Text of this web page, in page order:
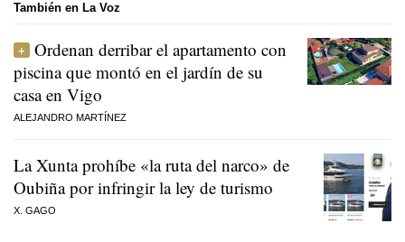
También en La Voz
Ordenan derribar el apartamento con
piscina que montó en el jardín de su
casa en Vigo
ALEJANDRO MARTÍNEZ
La Xunta prohíbe «la ruta del narco» de
Oubiña por infringir la ley de turismo
X. GAGO